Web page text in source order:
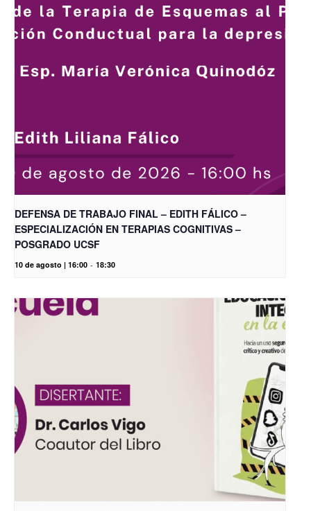
DEFENSA DE TRABAJO FINAL – EDITH FÁLICO –
ESPECIALIZACIÓN EN TERAPIAS COGNITIVAS –
POSGRADO UCSF
10 de agosto | 16:00 - 18:30